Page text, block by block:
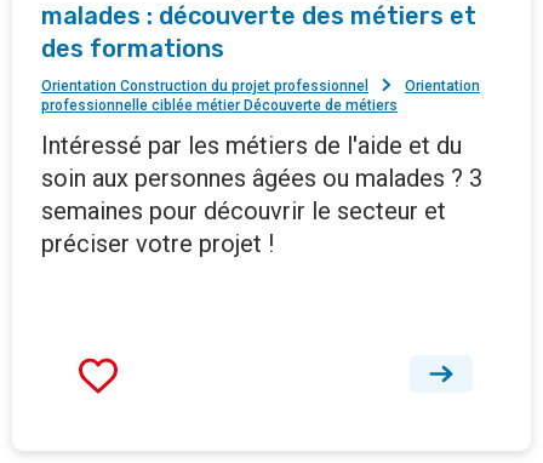
malades : découverte des métiers et
des formations
Orientation Construction du projet professionnel
Orientation
professionnelle ciblée métier Découverte de métiers
Intéressé par les métiers de l'aide et du
soin aux personnes âgées ou malades ? 3
semaines pour découvrir le secteur et
préciser votre projet !